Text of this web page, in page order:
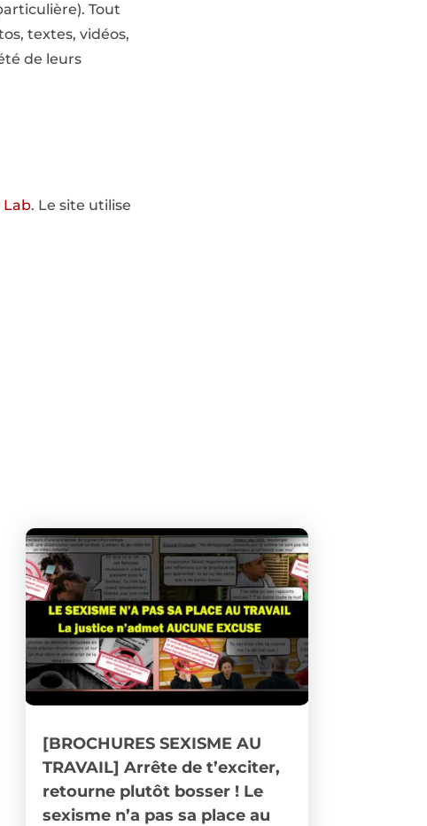
Tout
textes, vidéos,
de leurs
Lab. Le site utilise
[BROCHURES SEXISME AU
TRAVAIL] Arrête de t’exciter,
retourne plutôt bosser ! Le
sexisme n’a pas sa place au